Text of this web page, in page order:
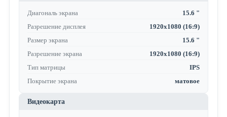
Диагональ экрана
15.6 "
Разрешение дисплея
1920x1080 (16:9)
Размер экрана
15.6 "
Разрешение экрана
1920x1080 (16:9)
Тип матрицы
IPS
Покрытие экрана
матовое
Видеокарта